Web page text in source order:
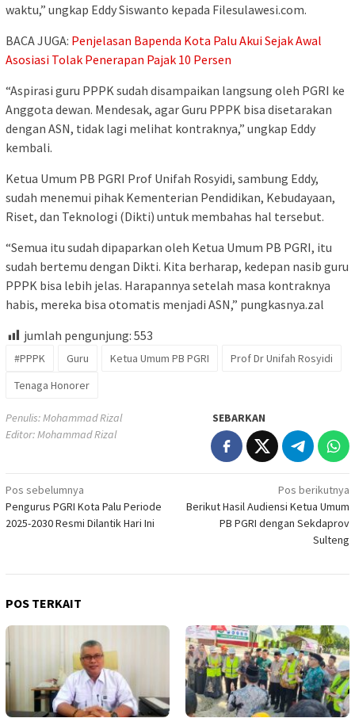
waktu,” ungkap Eddy Siswanto kepada Filesulawesi.com.
BACA JUGA: Penjelasan Bapenda Kota Palu Akui Sejak Awal
Asosiasi Tolak Penerapan Pajak 10 Persen
“Aspirasi guru PPPK sudah disampaikan langsung oleh PGRI ke
Anggota dewan. Mendesak, agar Guru PPPK bisa disetarakan
dengan ASN, tidak lagi melihat kontraknya,” ungkap Eddy
kembali.
Ketua Umum PB PGRI Prof Unifah Rosyidi, sambung Eddy,
sudah menemui pihak Kementerian Pendidikan, Kebudayaan,
Riset, dan Teknologi (Dikti) untuk membahas hal tersebut.
“Semua itu sudah dipaparkan oleh Ketua Umum PB PGRI, itu
sudah bertemu dengan Dikti. Kita berharap, kedepan nasib guru
PPPK bisa lebih jelas. Harapannya setelah masa kontraknya
habis, mereka bisa otomatis menjadi ASN,” pungkasnya.zal
jumlah pengunjung: 553
#PPPK Guru Ketua Umum PB PGRI
Prof Dr Unifah Rosyidi
Tenaga Honorer
Penulis: Mohammad Rizal
Editor: Mohammad Rizal
SEBARKAN
Navigasi
pos
Pos sebelumnya
Pengurus PGRI Kota Palu Periode
2025-2030 Resmi Dilantik Hari Ini
Pos berikutnya
Berikut Hasil Audiensi Ketua Umum
PB PGRI dengan Sekdaprov
Sulteng
POS TERKAIT